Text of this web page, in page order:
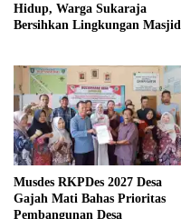
Hidup, Warga Sukaraja
Bersihkan Lingkungan Masjid
Musdes RKPDes 2027 Desa
Gajah Mati Bahas Prioritas
Pembangunan Desa